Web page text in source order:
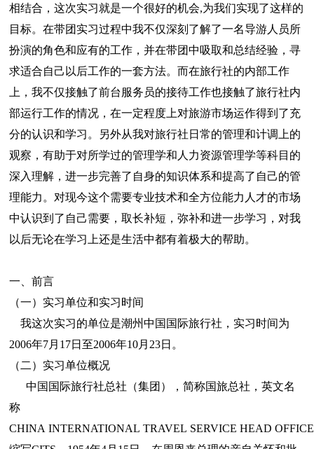
相结合，这次实习就是一个很好的机会,为我们实现了这样的
目标。在带团实习过程中我不仅深刻了解了一名导游人员所
扮演的角色和应有的工作，并在带团中吸取和总结经验，寻
求适合自己以后工作的一套方法。而在旅行社的内部工作
上，我不仅接触了前台服务员的接待工作也接触了旅行社内
部运行工作的情况，在一定程度上对旅游市场运作得到了充
分的认识和学习。另外从我对旅行社日常的管理和计调上的
观察，有助于对所学过的管理学和人力资源管理学等科目的
深入理解，进一步完善了自身的知识体系和提高了自己的管
理能力。对现今这个需要专业技术和全方位能力人才的市场
中认识到了自己需要，取长补短，弥补和进一步学习，对我
以后无论在学习上还是生活中都有着极大的帮助。
一、前言
（一）实习单位和实习时间
我这次实习的单位是潮州中国国际旅行社，实习时间为
2006年7月17日至2006年10月23日。
（二）实习单位概况
中国国际旅行社总社（集团），简称国旅总社，英文名
称
CHINA INTERNATIONAL TRAVEL SERVICE HEAD